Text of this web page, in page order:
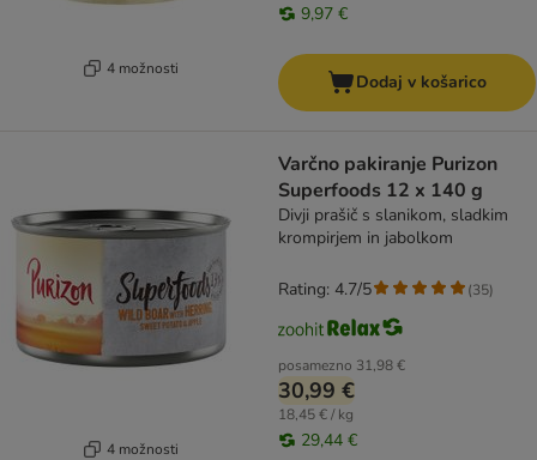
4 možnosti
9,97 €
Dodaj v košarico
4 možnosti
Varčno pakiranje Purizon
Superfoods 12 x 140 g
Divji prašič s slanikom, sladkim
krompirjem in jabolkom
posamezno 31,98 €
30,99 €
18,45 € / kg
29,44 €
Rating: 4.7/5 (35)